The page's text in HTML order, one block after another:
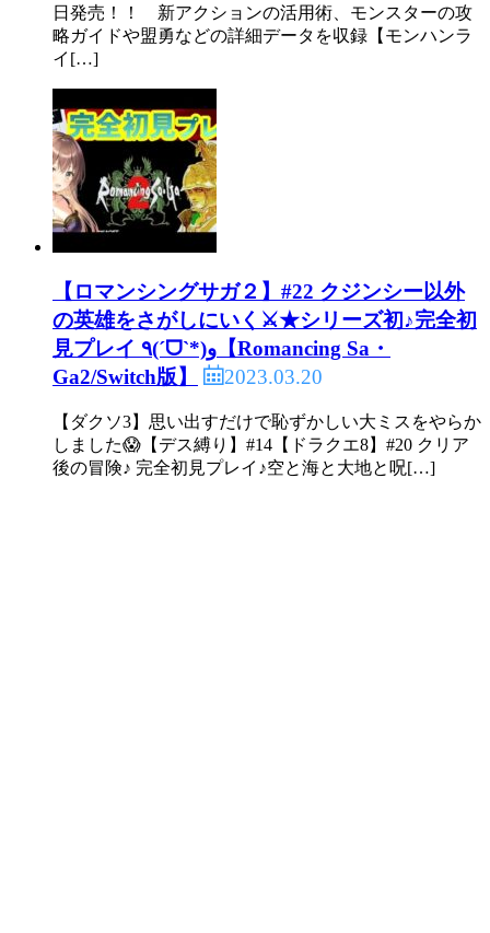
日発売！！ 新アクションの活用術、モンスターの攻
略ガイドや盟勇などの詳細データを収録【モンハンラ
イ[…]
【ロマンシングサガ２】#22 クジンシー以外
の英雄をさがしにいく⚔️★シリーズ初♪完全初
見プレイ ٩(ˊᗜˋ*)و【Romancing Sa・
Ga2/Switch版】
2023.03.20
【ダクソ3】思い出すだけで恥ずかしい大ミスをやらか
しました😱【デス縛り】#14【ドラクエ8】#20 クリア
後の冒険♪ 完全初見プレイ♪空と海と大地と呪[…]